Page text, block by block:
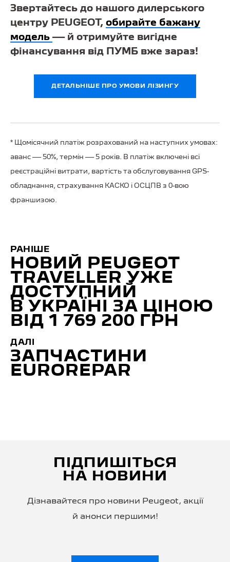
Звертайтесь до нашого дилерського
центру PEUGEOT, обирайте бажану
модель — й отримуйте вигідне
фінансування від ПУМБ вже зараз!
ДЕТАЛЬНІШЕ ПРО УМОВИ ЛІЗИНГУ
* Щомісячний платіж розрахований на наступних умовах:
аванс — 50%, термін — 5 років. В платіж включені всі
реєстраційні витрати, вартість та обслуговування GPS-
обладнання, страхування КАСКО і ОСЦПВ з 0-вою
франшизою.
РАНІШЕ
НОВИЙ PEUGEOT
TRAVELLER УЖЕ
ДОСТУПНИЙ
В УКРАЇНІ ЗА ЦІНОЮ
ВІД 1 769 200 ГРН
ДАЛІ
ЗАПЧАСТИНИ
EUROREPAR
ПІДПИШІТЬСЯ
НА НОВИНИ
Дізнавайтеся про новини Peugeot, акції
й анонси першими!